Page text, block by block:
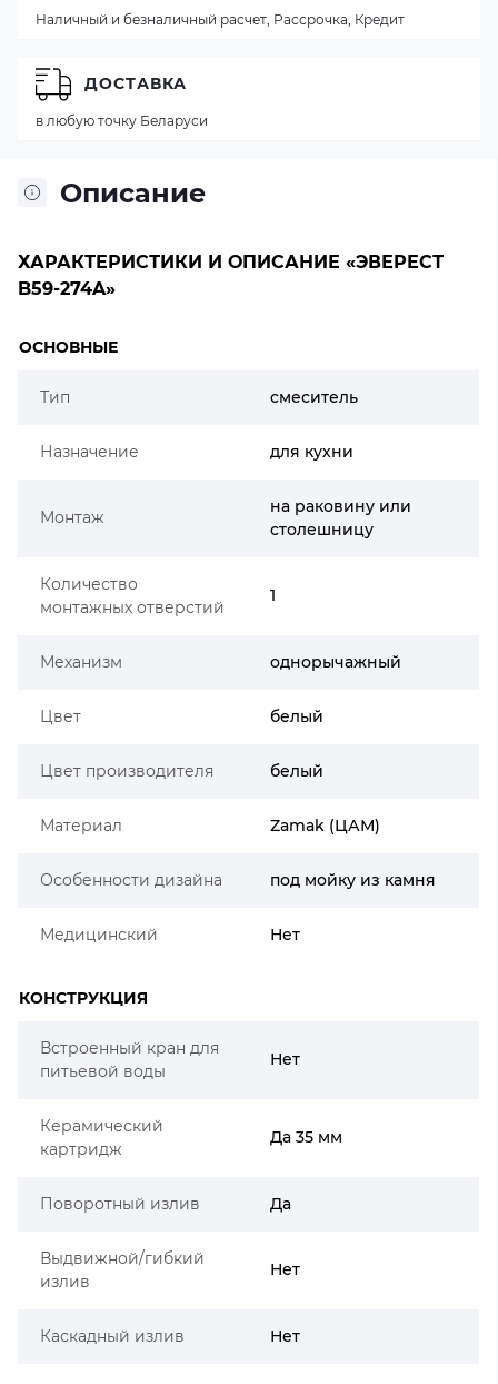
Описание
ХАРАКТЕРИСТИКИ И ОПИСАНИЕ «ЭВЕРЕСТ
B59-274A»
ОСНОВНЫЕ
Тип смеситель
Назначение для кухни
Монтаж
на раковину или
столешницу
Количество
монтажных отверстий
1
Механизм однорычажный
Цвет белый
Цвет производителя белый
Материал Zamak (ЦАМ)
Особенности дизайна под мойку из камня
Медицинский Нет
КОНСТРУКЦИЯ
Встроенный кран для
питьевой воды
Нет
Керамический
картридж
Да 35 мм
Поворотный излив Да
Выдвижной/гибкий
излив
Нет
Каскадный излив Нет
Наличный и безналичный расчет, Рассрочка, Кредит
ДОСТАВКА
в любую точку Беларуси